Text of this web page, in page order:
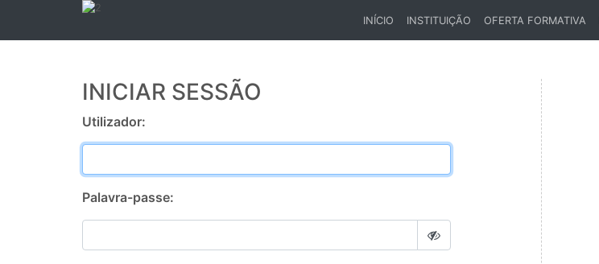
INÍCIO
INSTITUIÇÃO OFERTA FORMATIVA
INICIAR SESSÃO
Utilizador:
Palavra-passe: